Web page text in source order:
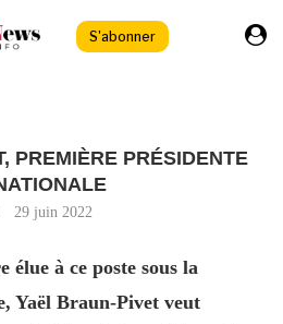
S'abonner
PREMIÈRE PRÉSIDENTE
29 juin 2022
élue à ce poste sous la
Yaël Braun-Pivet veut